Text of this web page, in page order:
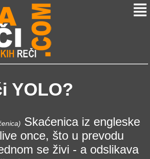
YOLO?
Skaćenica iz engleske
once, što u prevodu
se živi - a odslikava